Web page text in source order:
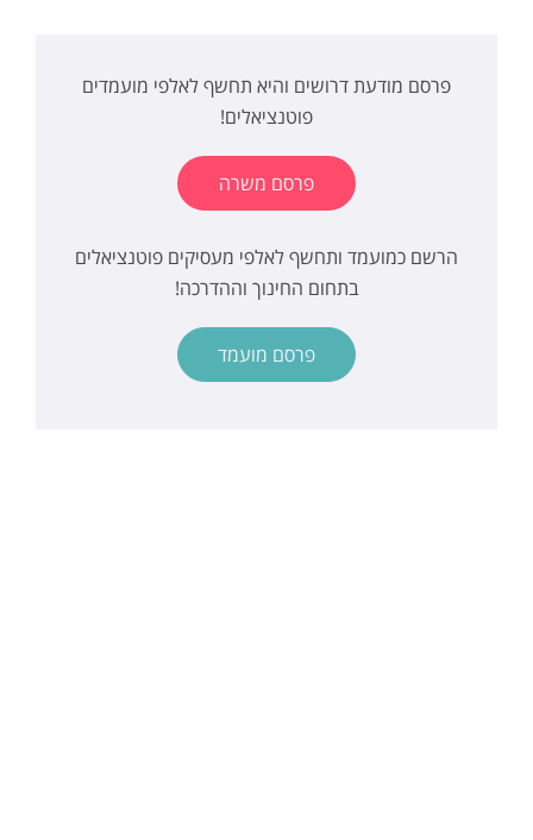
פרסם מודעת דרושים והיא תחשף לאלפי מועמדים
פוטנציאלים!
פרסם משרה
הרשם כמועמד ותחשף לאלפי מעסיקים פוטנציאלים
בתחום החינוך וההדרכה!
פרסם מועמד